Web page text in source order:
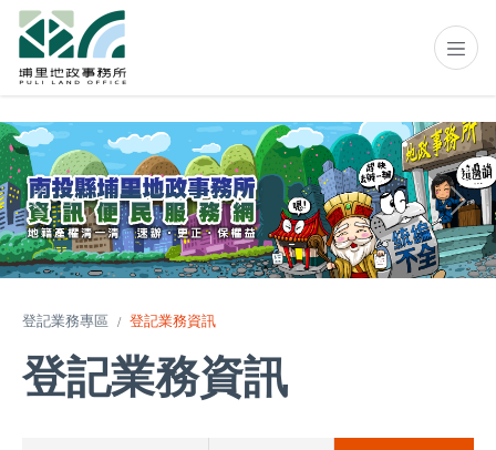
上一個 下
登記業務專區 登記業務資訊
登記業務資訊